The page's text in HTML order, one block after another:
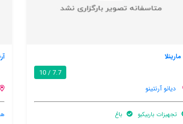
هنوز اطلاعات کاملی توسط کاربران اعلام نشده است